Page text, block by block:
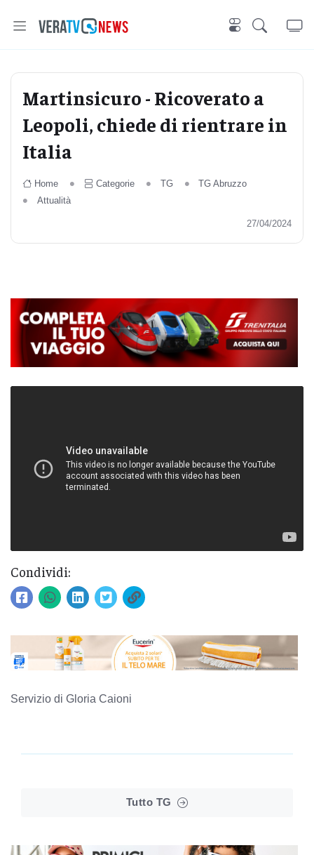
Martinsicuro - Ricoverato a
Leopoli, chiede di rientrare in
Italia
Home Categorie TG
TG Abruzzo
Attualità
27/04/2024
Condividi:
Servizio di Gloria Caioni
Tutto TG